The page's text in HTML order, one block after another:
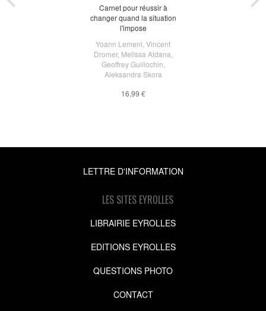
Carnet pour réussir à
changer quand la situation
l'impose
Yoann Lemeni Vincent
Dromer, Melissa Aldana
Geoffrey Guillochin
Aleksandra Skora
16,99 €
LETTRE D'INFORMATION
LES SITES EYROLLES
LIBRAIRIE EYROLLES
EDITIONS EYROLLES
QUESTIONS PHOTO
CONTACT